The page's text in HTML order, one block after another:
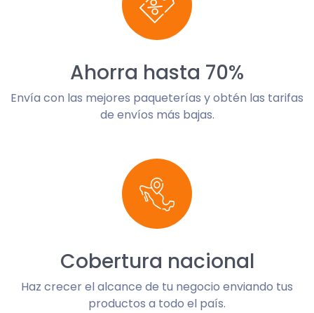
Ahorra hasta 70%
Envía con las mejores paqueterías y obtén las tarifas
de envíos más bajas.
Cobertura nacional
Haz crecer el alcance de tu negocio enviando tus
productos a todo el país.